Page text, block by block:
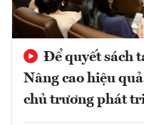
Để quyết sách
Nâng cao hiệu
chủ trương phát